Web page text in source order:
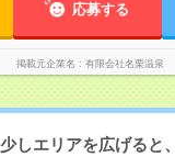
応募する
掲載元企業名 有限会社名栗温泉
少しエリアを広げると、